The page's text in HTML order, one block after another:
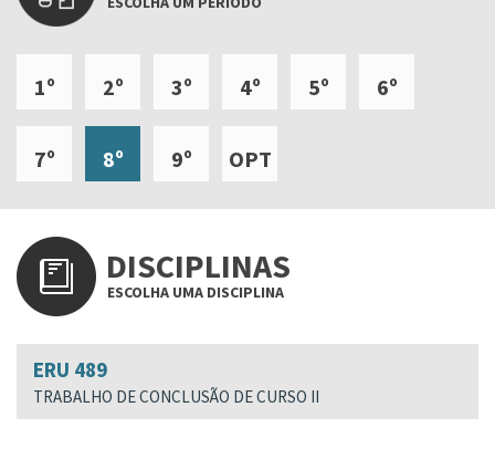
1º 2º 3º 4º 5º 6º
7º 8º 9º OPT
DISCIPLINAS
ESCOLHA UMA DISCIPLINA
ERU 489
TRABALHO DE CONCLUSÃO DE CURSO II